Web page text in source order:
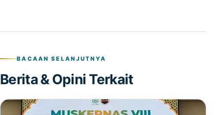
BACAAN SELANJUTNYA
Berita & Opini Terkait